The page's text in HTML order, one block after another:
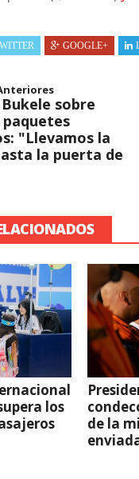
GOOGLE+
sobre
"Llevamos la
la puerta de
los
de la